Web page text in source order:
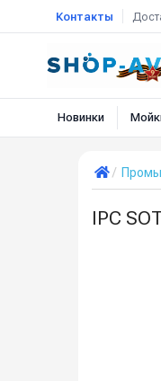
Контакты
Новинки
IPC